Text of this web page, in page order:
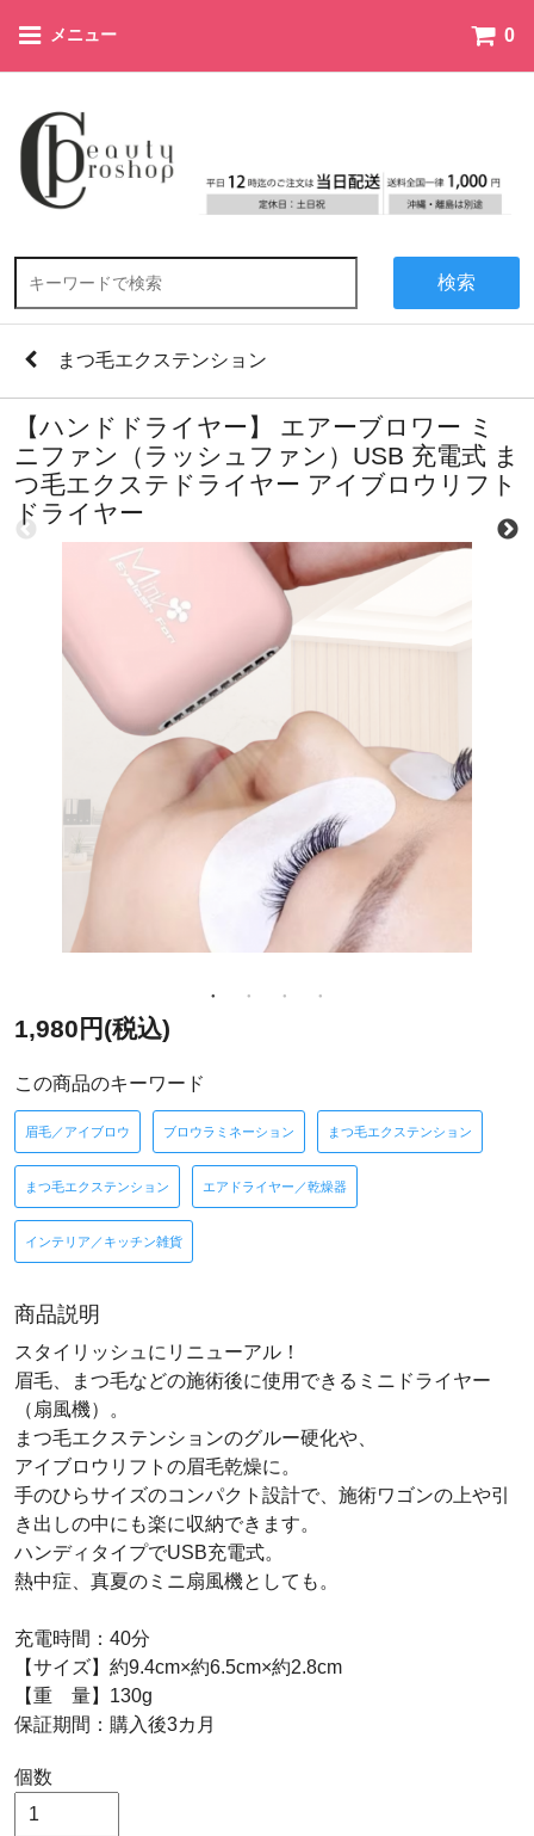
メニュー 0
検索
まつ毛エクステンション
【ハンドドライヤー】 エアーブロワー ミ
ニファン（ラッシュファン）USB 充電式 ま
つ毛エクステドライヤー アイブロウリフト
ドライヤー
1,980円(税込)
この商品のキーワード
眉毛／アイブロウ ブロウラミネーション まつ毛エクステンション
まつ毛エクステンション エアドライヤー／乾燥器
インテリア／キッチン雑貨
商品説明
スタイリッシュにリニューアル！
眉毛、まつ毛などの施術後に使用できるミニドライヤー
（扇風機）。
まつ毛エクステンションのグルー硬化や、
アイブロウリフトの眉毛乾燥に。
手のひらサイズのコンパクト設計で、施術ワゴンの上や引
き出しの中にも楽に収納できます。
ハンディタイプでUSB充電式。
熱中症、真夏のミニ扇風機としても。
充電時間：40分
【サイズ】約9.4cm×約6.5cm×約2.8cm
【重 量】130g
保証期間：購入後3カ月
個数